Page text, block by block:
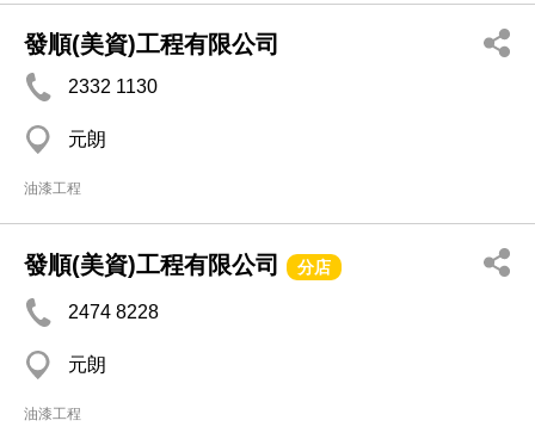
發順(美資)工程有限公司
2332 1130
元朗
油漆工程
發順(美資)工程有限公司 分店
2474 8228
元朗
油漆工程